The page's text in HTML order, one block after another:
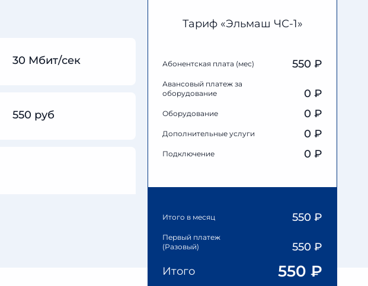
30 Мбит/сек
550 руб
Тариф «Эльмаш ЧС-1»
Абонентская плата (мес) 550 ₽
Авансовый платеж за
оборудование
0 ₽
Оборудование 0 ₽
Дополнительные услуги 0 ₽
Подключение 0 ₽
Итого в месяц 550 ₽
Первый платеж
(Разовый)
550 ₽
Итого
550 ₽